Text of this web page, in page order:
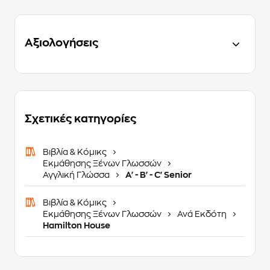
Αξιολογήσεις
Σχετικές κατηγορίες
Βιβλία & Κόμικς
Εκμάθησης Ξένων Γλωσσών
Αγγλική Γλώσσα
A' - B' - C' Senior
Βιβλία & Κόμικς
Εκμάθησης Ξένων Γλωσσών
Ανά Εκδότη
Hamilton House